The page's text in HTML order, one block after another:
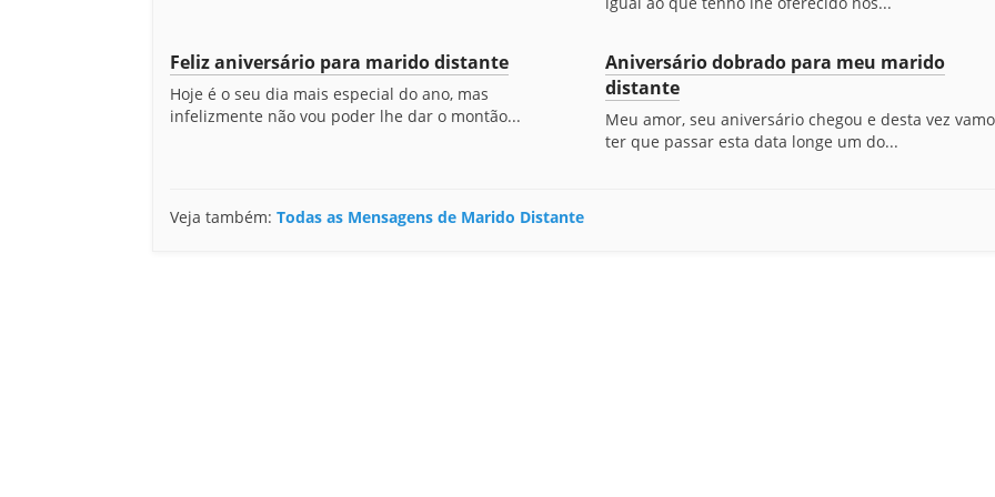
Feliz aniversário para marido distante
Hoje é o seu dia mais especial do ano, mas
infelizmente não vou poder lhe dar o montão...
Aniversário dobrado para meu marido
distante
Meu amor, seu aniversário chegou e desta vez
ter que passar esta data longe um do...
Veja também: Todas as Mensagens de Marido Distante